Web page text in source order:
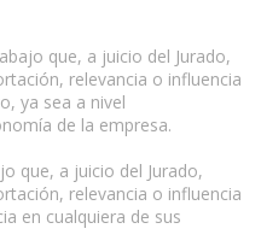
que, a juicio del Jurado,
relevancia o influencia
ya sea a nivel
de la empresa.
que, a juicio del Jurado,
relevancia o influencia
en cualquiera de sus